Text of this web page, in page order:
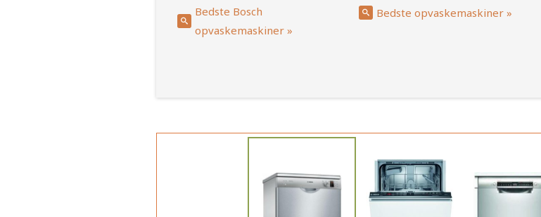
Bedste Bosch
opvaskemaskiner »
Bedste opvaskemaskiner »